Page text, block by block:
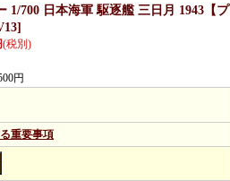
1/700 日本海軍 駆逐艦 三日月 1943【プ
]
(税別)
円
重要事項